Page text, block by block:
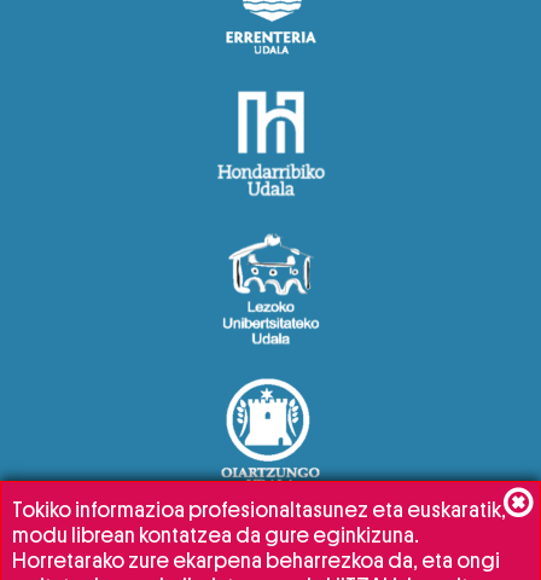
Tokiko informazioa profesionaltasunez eta euskaratik,
modu librean kontatzea da gure eginkizuna.
Horretarako zure ekarpena beharrezkoa da, eta ongi